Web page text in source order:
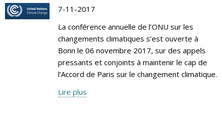
7-11-2017
La conférence annuelle de l’ONU sur les
changements climatiques s’est ouverte à
Bonn le 06 novembre 2017, sur des appels
pressants et conjoints à maintenir le cap de
l’Accord de Paris sur le changement climatique.
Lire plus